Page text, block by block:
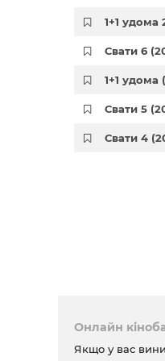
1+1 удома
Свати 6
1+1 удома
Свати 5
Свати 4
Онлайн
Якщо у вас